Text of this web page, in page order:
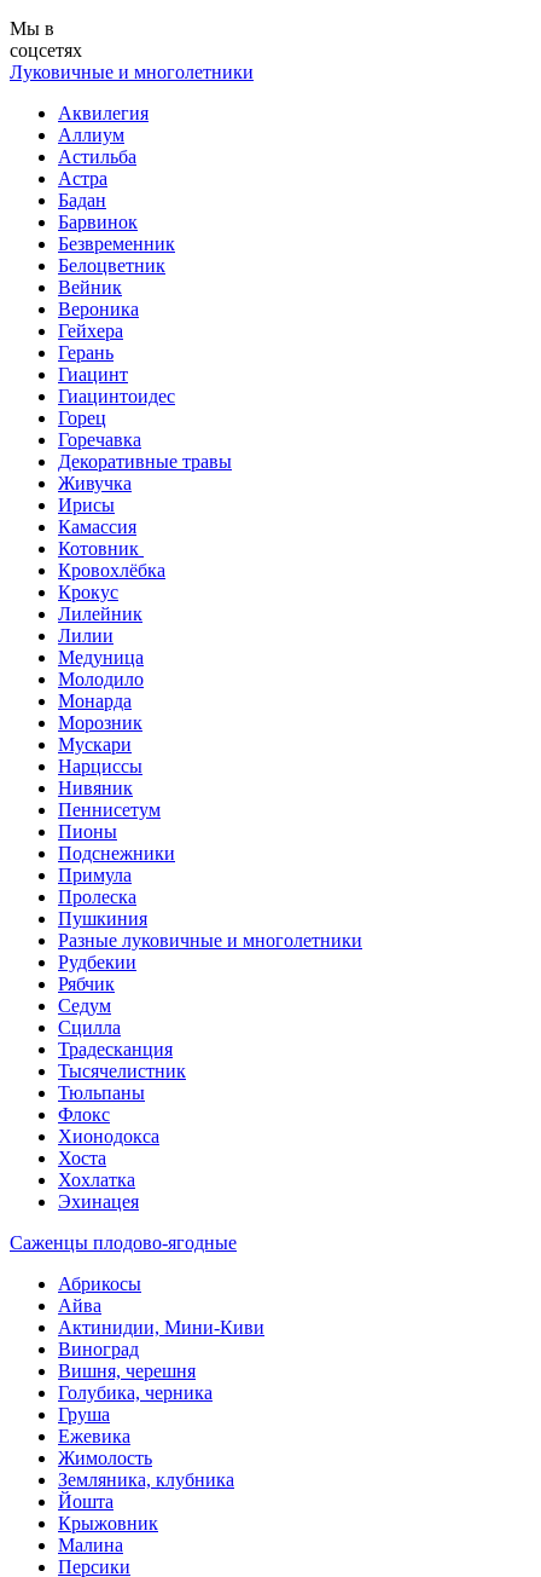
Мы в
соцсетях
Луковичные и многолетники
Аквилегия
Аллиум
Астильба
Астра
Бадан
Барвинок
Безвременник
Белоцветник
Вейник
Вероника
Гейхера
Герань
Гиацинт
Гиацинтоидес
Горец
Горечавка
Декоративные травы
Живучка
Ирисы
Камассия
Котовник
Кровохлёбка
Крокус
Лилейник
Лилии
Медуница
Молодило
Монарда
Морозник
Мускари
Нарциссы
Нивяник
Пеннисетум
Пионы
Подснежники
Примула
Пролеска
Пушкиния
Разные луковичные и многолетники
Рудбекии
Рябчик
Седум
Сцилла
Традесканция
Тысячелистник
Тюльпаны
Флокс
Хионодокса
Хоста
Хохлатка
Эхинацея
Саженцы плодово-ягодные
Абрикосы
Айва
Актинидии, Мини-Киви
Виноград
Вишня, черешня
Голубика, черника
Груша
Ежевика
Жимолость
Земляника, клубника
Йошта
Крыжовник
Малина
Персики